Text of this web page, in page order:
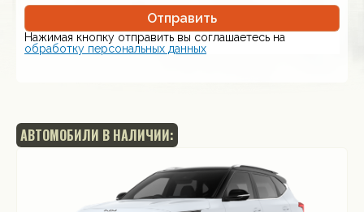
Отправить
Нажимая кнопку отправить вы соглашаетесь на
обработку персональных данных
АВТОМОБИЛИ В НАЛИЧИИ: